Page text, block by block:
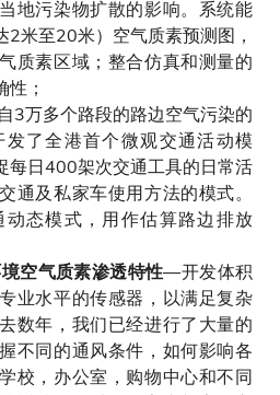
地污染物扩散的影响。系统能
米至20米）空气质素预测图，
质素区域；整合仿真和测量的
；
3万多个路段的路边空气污染的
了全港首个微观交通活动模
每日400架次交通工具的日常活
通及私家车使用方法的模式。
态模式，用作估算路边排放
空气质素渗透特性—开发体积
业水平的传感器，以满足复杂
数年，我们已经进行了大量的
不同的通风条件，如何影响各
校，办公室，购物中心和不同